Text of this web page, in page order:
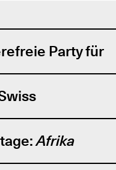
Party für
Afrika